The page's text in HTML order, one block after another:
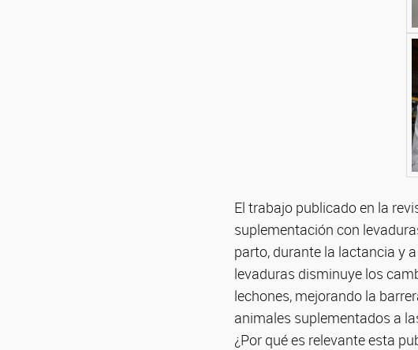
El trabajo publicado en la
suplementación con
parto, durante la lactancia y
levaduras disminuye los
lechones, mejorando la
animales suplementados a
¿Por qué es relevante esta